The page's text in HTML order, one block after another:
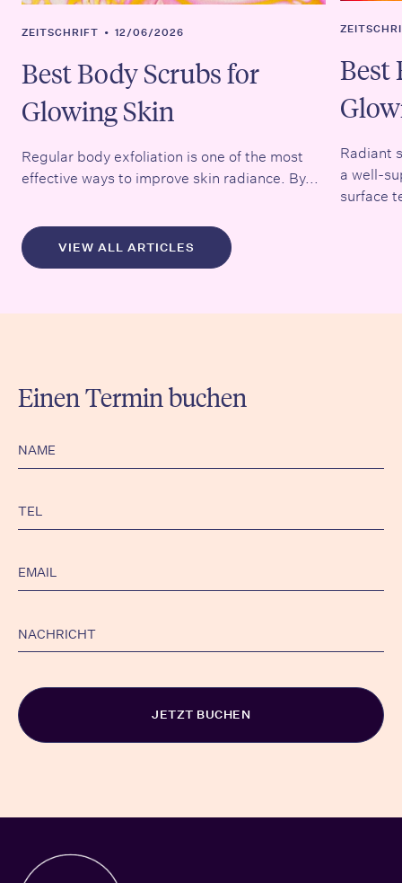
ZEITSCHRIFT • 12/06/2026
Best Body Scrubs for
Glowing Skin
Regular body exfoliation is one of the most
effective ways to improve skin radiance. By...
Best
Radiant
a well-
surface
VIEW ALL ARTICLES
Einen Termin buchen